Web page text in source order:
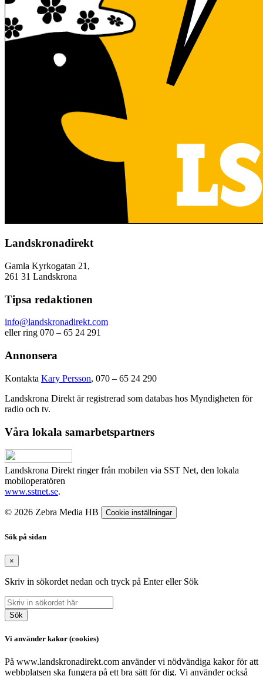
Landskronadirekt
Gamla Kyrkogatan 21,
261 31 Landskrona
Tipsa redaktionen
info@landskronadirekt.com
eller ring 070 – 65 24 291
Annonsera
Kontakta Kary Persson, 070 – 65 24 290
Landskrona Direkt är registrerad som databas hos Myndigheten för
radio och tv.
Våra lokala samarbetspartners
Landskrona Direkt ringer från mobilen via SST Net, den lokala
mobiloperatören
www.sstnet.se.
© 2026 Zebra Media HB Cookie inställningar
Sök på sidan
×
Skriv in sökordet nedan och tryck på Enter eller Sök
Sök
Vi använder kakor (cookies)
På www.landskronadirekt.com använder vi nödvändiga kakor för att
webbplatsen ska fungera på ett bra sätt för dig. Vi använder också